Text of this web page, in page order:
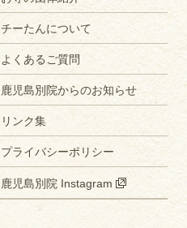
チーたんについて
よくあるご質問
鹿児島別院からのお知らせ
リンク集
プライバシーポリシー
鹿児島別院 Instagram